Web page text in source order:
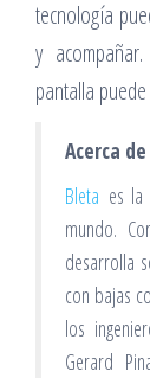
tecnología
y
pantalla
Acerca
Bleta es la
mundo.
desarrolla
con bajas
los
Gerard